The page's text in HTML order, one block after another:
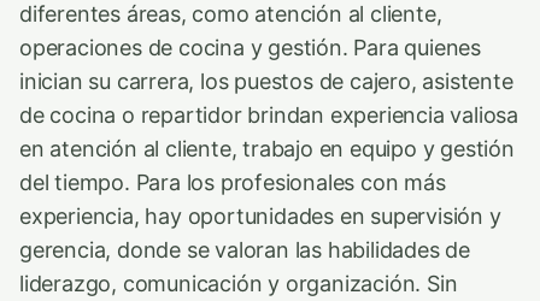
diferentes áreas, como atención al cliente,
operaciones de cocina y gestión. Para quienes
inician su carrera, los puestos de cajero, asistente
de cocina o repartidor brindan experiencia valiosa
en atención al cliente, trabajo en equipo y gestión
del tiempo. Para los profesionales con más
experiencia, hay oportunidades en supervisión y
gerencia, donde se valoran las habilidades de
liderazgo, comunicación y organización. Sin